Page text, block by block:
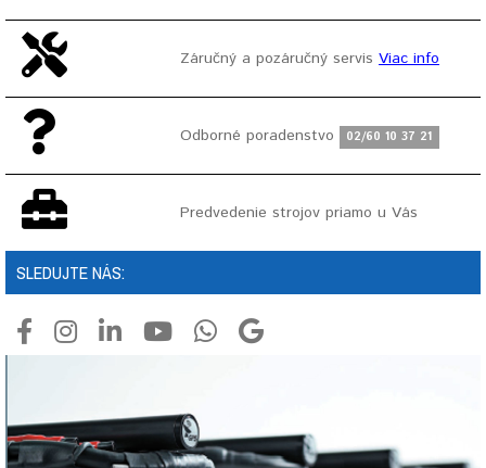
Záručný a pozáručný servis Viac info
Odborné poradenstvo 02/60 10 37 21
Predvedenie strojov priamo u Vás
SLEDUJTE NÁS: